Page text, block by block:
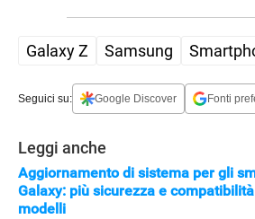
Galaxy Z Samsung
Seguici su: Google Discover Fonti
Leggi anche
Aggiornamento di sistema per gli
Galaxy: più sicurezza e
modelli